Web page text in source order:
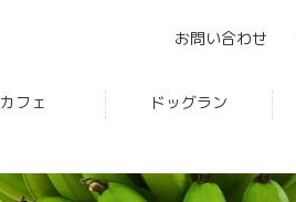
お問い合わせ
カフェ ドッグラン